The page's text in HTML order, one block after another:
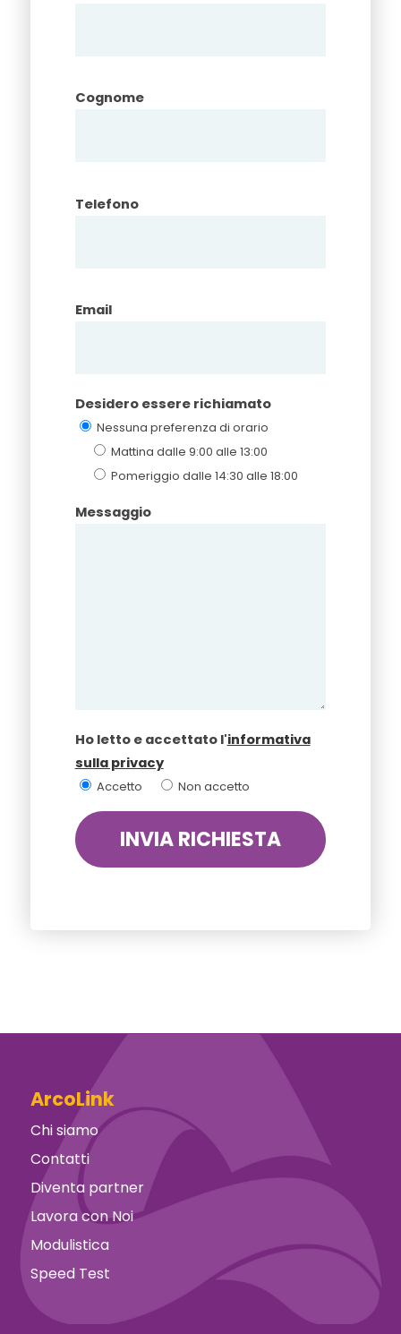
Cognome
Telefono
Email
Desidero essere richiamato
Nessuna preferenza di orario
Mattina dalle 9:00 alle 13:00
Pomeriggio dalle 14:30 alle 18:00
Messaggio
Ho letto e accettato l'informativa
sulla privacy
Accetto Non accetto
ArcoLink
Chi siamo
Contatti
Diventa partner
Lavora con Noi
Modulistica
Speed Test